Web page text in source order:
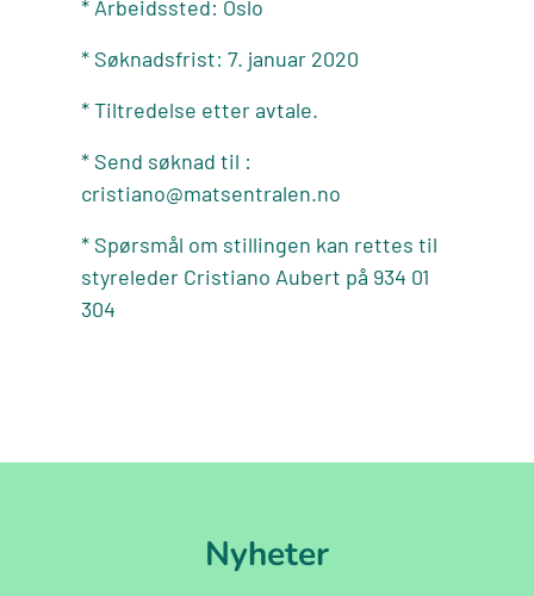
* Arbeidssted: Oslo
* Søknadsfrist: 7. januar 2020
* Tiltredelse etter avtale.
* Send søknad til :
cristiano@matsentralen.no
* Spørsmål om stillingen kan rettes til
styreleder Cristiano Aubert på 934 01
304
Nyheter